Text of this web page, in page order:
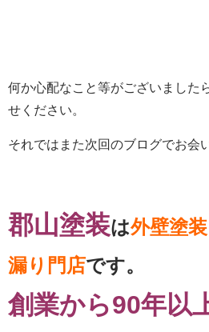
何か心配なこと等がございました
せください。
それではまた次回のブログでお会
郡山塗装は外壁塗
漏り門店です。
創業から90年以